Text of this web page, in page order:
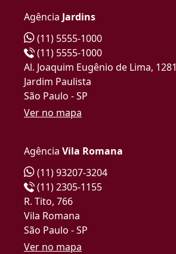
Agência Jardins
(11) 5555-1000
(11) 5555-1000
Al. Joaquim Eugênio de Lima, 1281
Jardim Paulista
São Paulo - SP
Ver no mapa
Agência Vila Romana
(11) 93207-3204
(11) 2305-1155
R. Tito, 766
Vila Romana
São Paulo - SP
Ver no mapa